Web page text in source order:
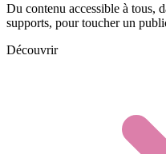
Du contenu accessible à tous,
supports, pour toucher un
Découvrir